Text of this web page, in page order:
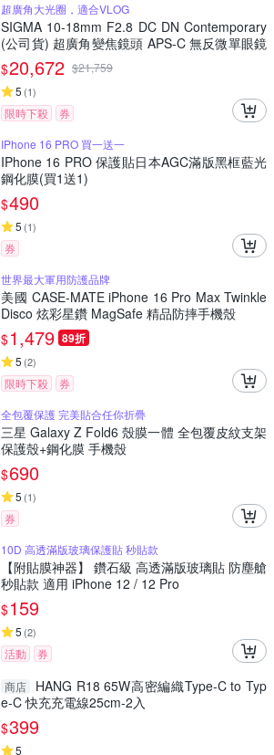
超廣角大光圈，適合VLOG
SIGMA 10-18mm F2.8 DC DN Contemporary
(公司貨) 超廣角變焦鏡頭 APS-C 無反微單眼鏡
頭
$20,672 $21,759
5 (1)
限時下殺
券
IPhone 16 PRO 買一送一
IPhone 16 PRO 保護貼日本AGC滿版黑框藍光
鋼化膜(買1送1)
$490
5 (1)
券
世界最大軍用防護品牌
美國 CASE-MATE iPhone 16 Pro Max Twinkle
Disco 炫彩星鑽 MagSafe 精品防摔手機殼
$1,479 89折
5 (2)
限時下殺
券
全包覆保護 完美貼合任你折疊
三星 Galaxy Z Fold6 殼膜一體 全包覆皮紋支架
保護殼+鋼化膜 手機殼
$690
5 (1)
券
10D 高透滿版玻璃保護貼 秒貼款
【附貼膜神器】 鑽石級 高透滿版玻璃貼 防塵艙
秒貼款 適用 iPhone 12 / 12 Pro
$159
5 (2)
活動 券
商店
HANG R18 65W高密編織Type-C to Typ
e-C 快充充電線25cm-2入
$399
5